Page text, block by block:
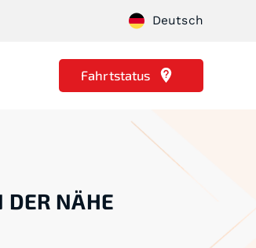
Deutsch
Fahrtstatus
DER NÄHE